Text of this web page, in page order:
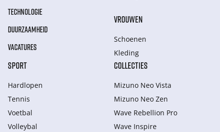
TECHNOLOGIE
DUURZAAMHEID
VACATURES
VROUWEN
Schoenen
Kleding
SPORT
Hardlopen
Tennis
Voetbal
Volleybal
COLLECTIES
Mizuno Neo Vista
Mizuno Neo Zen
Wave Rebellion Pro
Wave Inspire